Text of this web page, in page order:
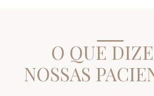
O QUE
NOSSAS